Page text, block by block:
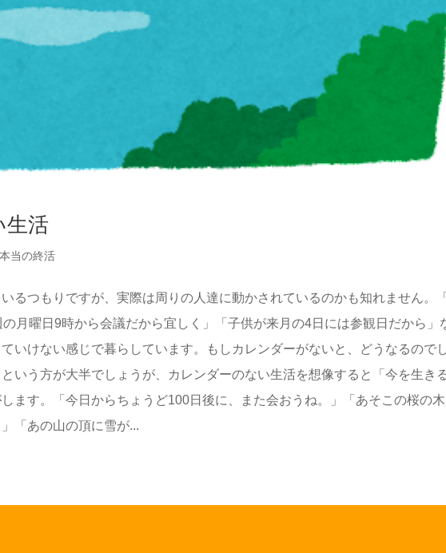
生活
本当の終活
るつもりですが、実際は周りの人達に動かされているのかも知れません。
月曜日9時から会議だから宜しく」「子供が来月の4日には参観日だから」
いけない感じで暮らしています。もしカレンダーがないと、どうなるので
いう方が大半でしょうが、カレンダーのない生活を想像すると「今を生きる
ます。「今日からちょうど100日後に、また会おうね。」「あそこの桜の
「あの山の頂に雪が...